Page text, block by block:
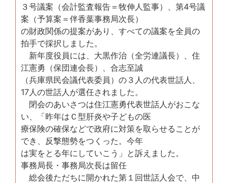
３号議案（会計監査報告＝牧伸人監事）、第4号議
案（予算案＝伴香葉事務局次長）
の財政関係の提案があり、すべての議案を全員の
拍手で採択しました。
新年度役員には、大黒作治（全労連議長）、住
江憲勇（保団連会長）、合志至誠
（兵庫県民会議代表委員）の３人の代表世話人、
17人の世話人が選任されました。
閉会のあいさつは住江憲勇代表世話人がおこな
い、「昨年はＣ型肝炎や子どもの医
療保険の確保などで政府に対策を取らせることが
でき、反撃態勢をつくった。今年
は実をとる年にしていこう」と訴えました。
事務局長・事務局次長は留任
総会後ただちに開かれた第１回世話人会で、中